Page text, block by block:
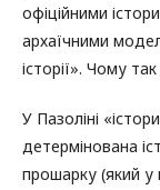
офіційними
архаїчними
історії». Чому
У Пазоліні
детермінована
прошарку (який у